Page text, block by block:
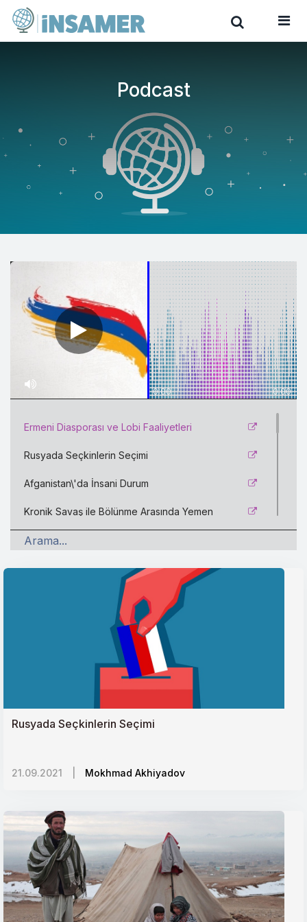
Podcast
0:00
0:00
Ermeni Diasporası ve Lobi Faaliyetleri
Rusyada Seçkinlerin Seçimi
Afganistan\'da İnsani Durum
Kronik Savaş ile Bölünme Arasında Yemen
Ermenistanda Siyasi Kutuplaşma
Değişim Koalisyonu ve İsrailde Yeni Dönem
ABDnin Dönüşen Filistin-İsrail Politikası
Çinin Yumuşak Güç Unsurları
İnsani Yardımda Yeni Düzene Doğru
İsrailin Orta Asyadaki Hedefleri
Ermeni Diasporası ve Lobi Faaliyetleri
Kadına Şiddet: Evrensel Sorunda Yerelliğin Önemi
Rusya-Orta Asya İlişkileri
Göçün Kaybolan Çocukları
Silah Tutmaya Zorlanan Minik Bedenler:
PKK/PYDnin Çocuk Askerleri
Rusyada Seçkinlerin Seçimi
21.09.2021 Mokhmad Akhiyadov